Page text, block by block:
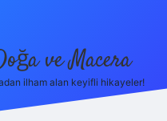
ve Macera
ilham alan keyifli hikayeler!